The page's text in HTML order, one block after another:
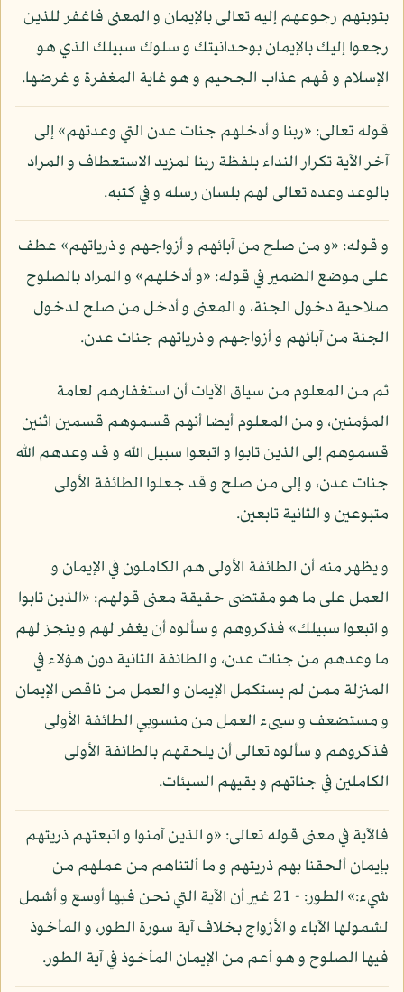
بتوبتهم رجوعهم إليه تعالى بالإيمان و المعنى فاغفر للذين
رجعوا إليك بالإيمان بوحدانيتك و سلوك سبيلك الذي هو
الإسلام و قهم عذاب الجحيم و هو غاية المغفرة و غرضها.
قوله تعالى: «ربنا و أدخلهم جنات عدن التي وعدتهم» إلى
آخر الآية تكرار النداء بلفظة ربنا لمزيد الاستعطاف و المراد
بالوعد وعده تعالى لهم بلسان رسله و في كتبه.
و قوله: «و من صلح من آبائهم و أزواجهم و ذرياتهم» عطف
على موضع الضمير في قوله: «و أدخلهم» و المراد بالصلوح
صلاحية دخول الجنة، و المعنى و أدخل من صلح لدخول
الجنة من آبائهم و أزواجهم و ذرياتهم جنات عدن.
ثم من المعلوم من سياق الآيات أن استغفارهم لعامة
المؤمنين، و من المعلوم أيضا أنهم قسموهم قسمين اثنين
قسموهم إلى الذين تابوا و اتبعوا سبيل الله و قد وعدهم الله
جنات عدن، و إلى من صلح و قد جعلوا الطائفة الأولى
متبوعين و الثانية تابعين.
و يظهر منه أن الطائفة الأولى هم الكاملون في الإيمان و
العمل على ما هو مقتضى حقيقة معنى قولهم: «الذين تابوا
و اتبعوا سبيلك» فذكروهم و سألوه أن يغفر لهم و ينجز لهم
ما وعدهم من جنات عدن، و الطائفة الثانية دون هؤلاء في
المنزلة ممن لم يستكمل الإيمان و العمل من ناقص الإيمان
و مستضعف و سيىء العمل من منسوبي الطائفة الأولى
فذكروهم و سألوه تعالى أن يلحقهم بالطائفة الأولى
الكاملين في جناتهم و يقيهم السيئات.
فالآية في معنى قوله تعالى: «و الذين آمنوا و اتبعتهم ذريتهم
بإيمان ألحقنا بهم ذريتهم و ما ألتناهم من عملهم من
شيء:» الطور: - 21 غير أن الآية التي نحن فيها أوسع و أشمل
لشمولها الآباء و الأزواج بخلاف آية سورة الطور، و المأخوذ
فيها الصلوح و هو أعم من الإيمان المأخوذ في آية الطور.